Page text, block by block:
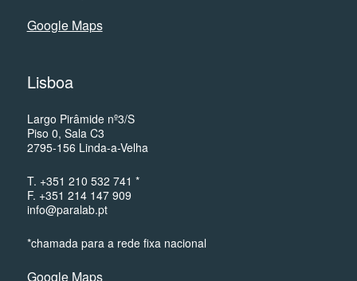
Google Maps
Lisboa
Largo Pirâmide nº3/S
Piso 0, Sala C3
2795-156 Linda-a-Velha
T. +351 210 532 741 *
F. +351 214 147 909
info@paralab.pt
*chamada para a rede fixa nacional
Google Maps